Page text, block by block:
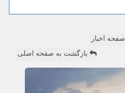
صفحه اخبار
بازگشت به صفحه اصلی